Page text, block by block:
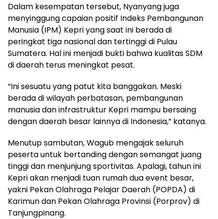
Dalam kesempatan tersebut, Nyanyang juga
menyinggung capaian positif Indeks Pembangunan
Manusia (IPM) Kepri yang saat ini berada di
peringkat tiga nasional dan tertinggi di Pulau
Sumatera. Hal ini menjadi bukti bahwa kualitas SDM
di daerah terus meningkat pesat.
“Ini sesuatu yang patut kita banggakan. Meski
berada di wilayah perbatasan, pembangunan
manusia dan infrastruktur Kepri mampu bersaing
dengan daerah besar lainnya di Indonesia,” katanya.
Menutup sambutan, Wagub mengajak seluruh
peserta untuk bertanding dengan semangat juang
tinggi dan menjunjung sportivitas. Apalagi, tahun ini
Kepri akan menjadi tuan rumah dua event besar,
yakni Pekan Olahraga Pelajar Daerah (POPDA) di
Karimun dan Pekan Olahraga Provinsi (Porprov) di
Tanjungpinang.